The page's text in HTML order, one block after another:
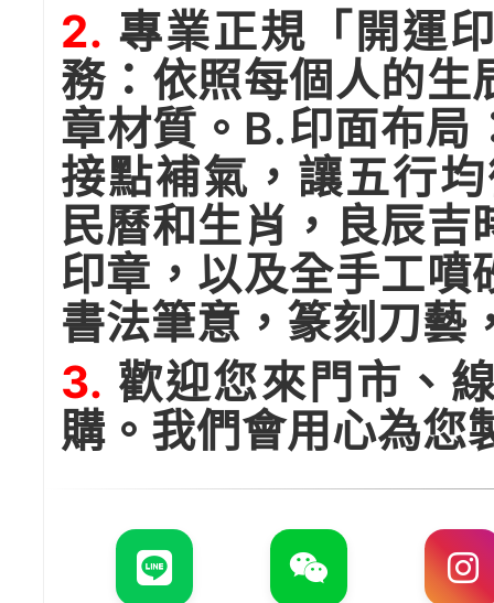
2. 專業正規「開運
務：依照每個人的生
章材質。B.印面布局
接點補氣，讓五行
民曆和生肖，良辰吉
印章，以及全手工噴
書法筆意，篆刻刀藝
3. 歡迎您來門市、
購。我們會用心為您